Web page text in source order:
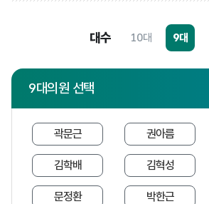
대수 10대 9대
9대의원 선택
곽문근 권아름
김학배 김혁성
문정환 박한근